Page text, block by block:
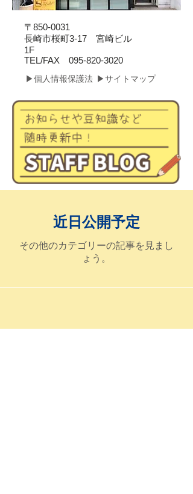
〒850-0031
長崎市桜町3-17 宮崎ビル
1F
​TEL/FAX 095-820-3020
▶個人情報保護法 ▶サイトマップ
近日公開予定
その他のカテゴリーの記事を見まし
ょう。